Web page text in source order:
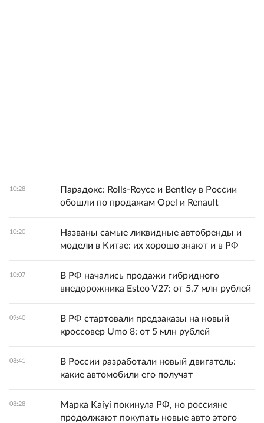
10:28
Парадокс: Rolls-Royce и Bentley в России
обошли по продажам Opel и Renault
10:20
Названы самые ликвидные автобренды и
модели в Китае: их хорошо знают и в РФ
10:07
В РФ начались продажи гибридного
внедорожника Esteo V27: от 5,7 млн рублей
09:40
В РФ стартовали предзаказы на новый
кроссовер Umo 8: от 5 млн рублей
08:41
В России разработали новый двигатель:
какие автомобили его получат
08:28
Марка Kaiyi покинула РФ, но россияне
продолжают покупать новые авто этого